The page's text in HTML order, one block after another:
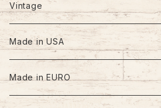
Vintage
60s-70s
80s
Made in USA
Made in EURO